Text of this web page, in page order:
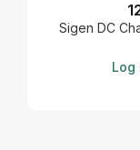
Sigen DC
Log